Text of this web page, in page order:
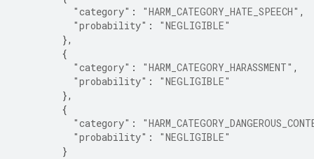
"category" : "HARM_CATEGORY_HATE_SPEECH" ,
"probability" :
"NEGLIGIBLE"
},
{
"category" : "HARM_CATEGORY_HARASSMENT" ,
"probability" :
"NEGLIGIBLE"
},
{
"category" :
"probability" :
"NEGLIGIBLE"
}